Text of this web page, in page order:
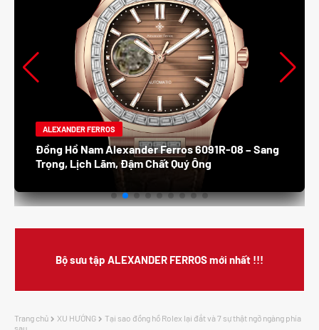
ALEXANDER FERROS
Đồng Hồ Nam Alexander Ferros 8132S /05 –
Thanh Lịch, Sang Trọng, Đẳng Cấp Doanh Nhân
Bộ sưu tập ALEXANDER FERROS mới nhất !!!
Trang chủ XU HƯỚNG
Tại sao đồng hồ Rolex lại đắt và 7 sự thật ngỡ ngàng phía
sau